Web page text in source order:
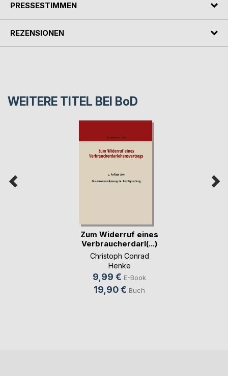
PRESSESTIMMEN
REZENSIONEN
WEITERE TITEL BEI BoD
Zum Widerruf eines
Verbraucherdarl(...)
Christoph Conrad
Henke
9,99 € E-Book
19,90 € Buch